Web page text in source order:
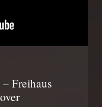
Freihaus